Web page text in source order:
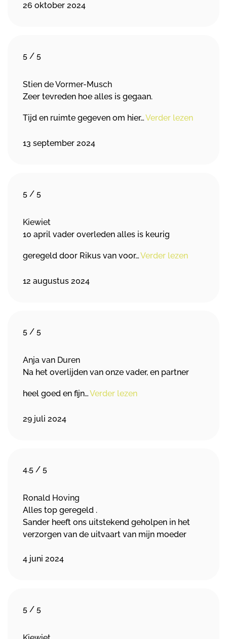
26 oktober 2024
5 / 5
Stien de Vormer-Musch
Zeer tevreden hoe alles is gegaan.
Tijd en ruimte gegeven om hier…Verder lezen
13 september 2024
5 / 5
Kiewiet
10 april vader overleden alles is keurig
geregeld door Rikus van voor…Verder lezen
12 augustus 2024
5 / 5
Anja van Duren
Na het overlijden van onze vader, en partner
heel goed en fijn…Verder lezen
29 juli 2024
4.5 / 5
Ronald Hoving
Alles top geregeld .
Sander heeft ons uitstekend geholpen in het
verzorgen van de uitvaart van mijn moeder
4 juni 2024
5 / 5